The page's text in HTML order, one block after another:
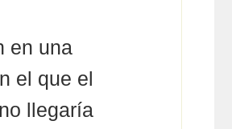
en una
el que el
llegaría